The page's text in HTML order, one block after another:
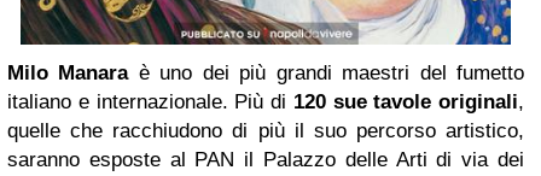
Milo Manaraè uno dei più grandi maestri del fumetto
italiano e internazionale. Più di 120 sue tavole originali,
quelle che racchiudono di più il suo percorso artistico,
saranno esposte al PAN il Palazzo delle Arti di via dei